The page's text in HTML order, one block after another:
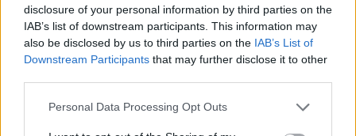
disclosure of your personal information by third parties on the
IAB’s list of downstream participants. This information may
also be disclosed by us to third parties on the IAB’s List of
Downstream Participants that may further disclose it to other
Personal Data Processing Opt Outs
Εγγραφή στο newsletter